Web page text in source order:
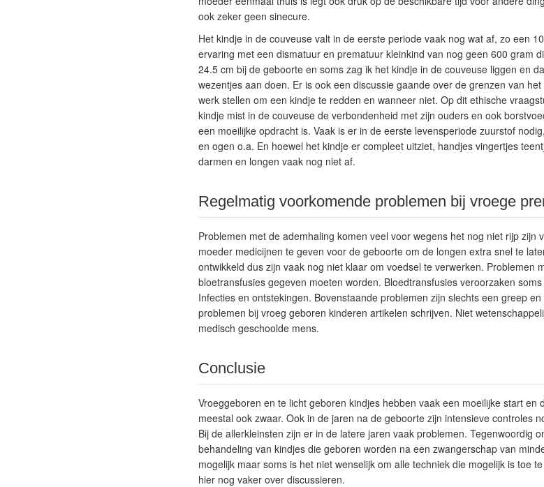
ook zeker geen sinecure.
Het kindje in de couveuse valt in de eerste periode vaak nog wat af, zo een
ervaring met een dismatuur en prematuur kleinkind van nog geen 600 gram
24.5 cm bij de geboorte en soms zag ik het kindje in de couveuse liggen en
wezentjes aan doen. Er is ook een discussie gaande over de grenzen van
werk stellen om een kindje te redden en wanneer niet. Op dit ethische
kindje mist in de couveuse de verbondenheid met zijn ouders en ook
een moeilijke opdracht is. Vaak is er in de eerste levensperiode zuurstof
en ogen o.a. En hoewel het kindje er compleet uitziet, handjes vingertjes
darmen en longen vaak nog niet af.
Regelmatig voorkomende problemen bij vroege
Problemen met de ademhaling komen veel voor wegens het nog niet rijp zijn
moeder medicijnen te geven voor de geboorte om de longen extra snel te
ontwikkeld dus zijn vaak nog niet klaar om voedsel te verwerken. Problemen
bloetransfusies gegeven moeten worden. Bloedtransfusies veroorzaken
Infecties en ontstekingen. Bovenstaande problemen zijn slechts een greep
problemen bij vroeg geboren kinderen artikelen schrijven. Niet
medisch geschoolde mens.
Conclusie
Vroeggeboren en te licht geboren kindjes hebben vaak een moeilijke start
meestal ook zwaar. Ook in de jaren na de geboorte zijn intensieve controles
Bij de allerkleinsten zijn er in de latere jaren vaak problemen. Tegenwoordig
behandeling van kindjes die geboren worden na een zwangerschap van
mogelijk maar soms is het niet wenselijk om alle techniek die mogelijk is toe
hier nog vaker over discussieren.